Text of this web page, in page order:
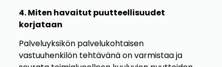
4. Miten havaitut puutteellisuudet
korjataan
Palveluyksikön palvelukohtaisen
vastuuhenkilön tehtävänä on varmistaa ja